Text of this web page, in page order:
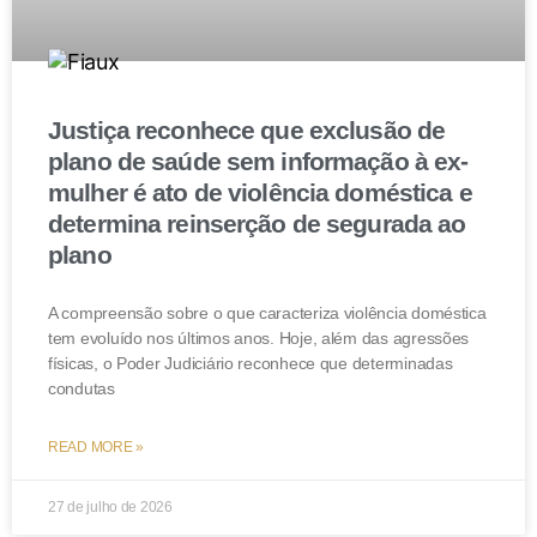
Conclusão
A dissolução irregular da sociedade pode parecer uma
via de urgência às empresas que não detém de capital
para pagar os impostos. Porém, na prática, esta é uma
saída que pode trazer sérios prejuízos aos sócios.
procure um advogado.
Justiça reconhece que exclusão de
plano de saúde sem informação à ex-
mulher é ato de violência doméstica e
determina reinserção de segurada ao
plano
A compreensão sobre o que caracteriza violência doméstica
tem evoluído nos últimos anos. Hoje, além das agressões
físicas, o Poder Judiciário reconhece que determinadas
condutas
READ MORE »
27 de julho de 2026